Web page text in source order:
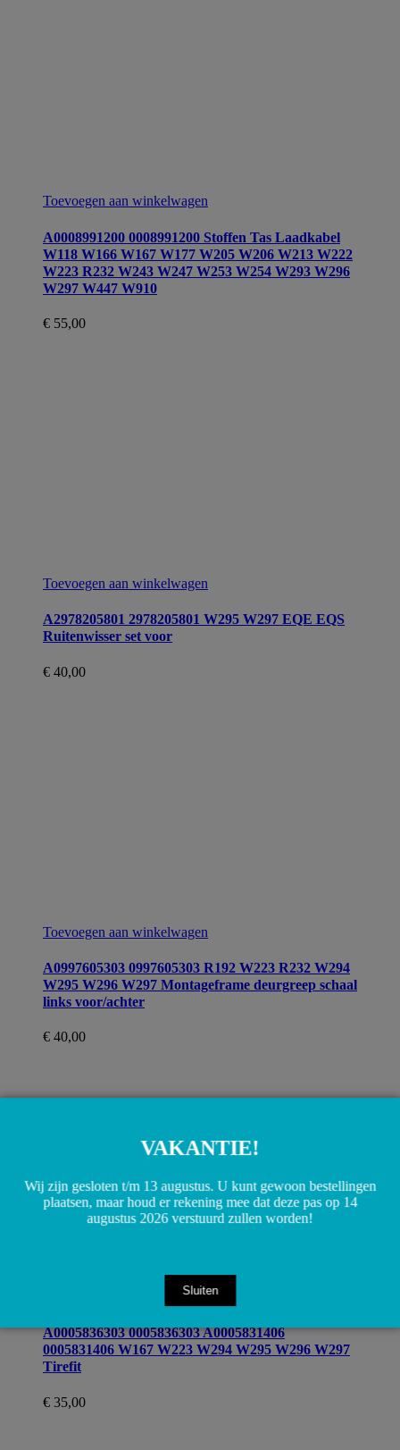
Toevoegen aan winkelwagen
A0008991200 0008991200 Stoffen Tas Laadkabel
W118 W166 W167 W177 W205 W206 W213 W222
W223 R232 W243 W247 W253 W254 W293 W296
W297 W447 W910
€ 55,00
Toevoegen aan winkelwagen
A2978205801 2978205801 W295 W297 EQE EQS
Ruitenwisser set voor
€ 40,00
Toevoegen aan winkelwagen
A0997605303 0997605303 R192 W223 R232 W294
W295 W296 W297 Montageframe deurgreep schaal
links voor/achter
€ 40,00
Toevoegen aan winkelwagen
A0005836303 0005836303 A0005831406
0005831406 W167 W223 W294 W295 W296 W297
Tirefit
€ 35,00
VAKANTIE!
Wij zijn gesloten t/m 13 augustus. U kunt gewoon bestellingen
plaatsen, maar houd er rekening mee dat deze pas op 14
augustus 2026 verstuurd zullen worden!
Sluiten